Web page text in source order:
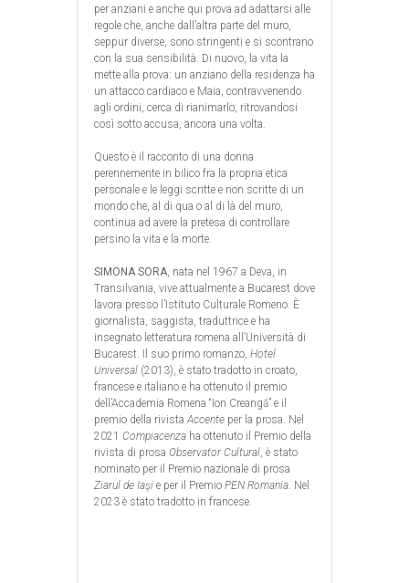
per anziani e anche qui prova ad adattarsi alle
regole che, anche dall’altra parte del muro,
seppur diverse, sono stringenti e si scontrano
con la sua sensibilità. Di nuovo, la vita la
mette alla prova: un anziano della residenza ha
un attacco cardiaco e Maia, contravvenendo
agli ordini, cerca di rianimarlo, ritrovandosi
così sotto accusa, ancora una volta.
Questo è il racconto di una donna
perennemente in bilico fra la propria etica
personale e le leggi scritte e non scritte di un
mondo che, al di qua o al di là del muro,
continua ad avere la pretesa di controllare
persino la vita e la morte.
SIMONA SORA , nata nel 1967 a Deva, in
Transilvania, vive attualmente a Bucarest dove
lavora presso l’Istituto Culturale Romeno. È
giornalista, saggista, traduttrice e ha
insegnato letteratura romena all’Università di
Bucarest. Il suo primo romanzo, Hotel
Universal (2013), è stato tradotto in croato,
francese e italiano e ha ottenuto il premio
dell’Accademia Romena “Ion Creangă” e il
premio della rivista Accente per la prosa. Nel
2021 Compiacenza ha ottenuto il Premio della
rivista di prosa Observator Cultural , è stato
nominato per il Premio nazionale di prosa
Ziarul de Iaşi e per il Premio PEN Romania . Nel
2023 è stato tradotto in francese.